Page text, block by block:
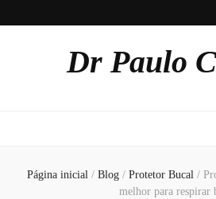
Dr Paulo
Página inicial / Blog / Protetor Bucal /
melhor para respirar